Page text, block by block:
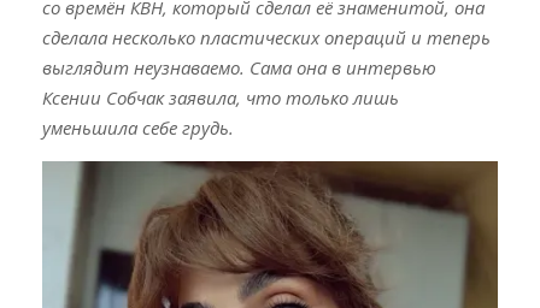
со времён КВН, который сделал её знаменитой, она
сделала несколько пластических операций и теперь
выглядит неузнаваемо. Сама она в интервью
Ксении Собчак заявила, что только лишь
уменьшила себе грудь.